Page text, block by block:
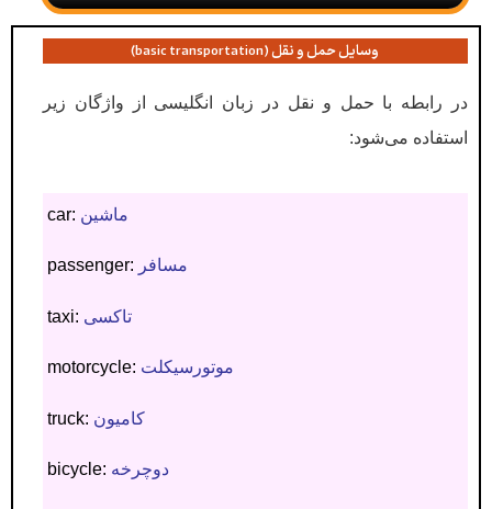
وسایل حمل و نقل (basic transportation)
در رابطه با حمل و نقل در زبان انگلیسی از واژگان زیر
استفاده می‌شود:
car: ماشین
passenger: مسافر
taxi: تاکسی
motorcycle: موتورسیکلت
truck: کامیون
bicycle: دوچرخه